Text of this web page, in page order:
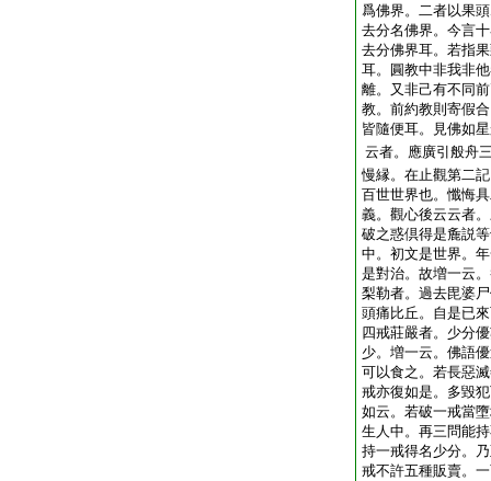
爲佛界。二者以果
去分名佛界。今言
去分佛界耳。若指
耳。圓教中非我非
離。又非己有不同
教。前約教則寄假
皆隨便耳。見佛如
云者。應廣引般舟
慢縁。在止觀第二
百世世界也。懺悔
義。觀心後云云者
破之惑倶得是麁説
中。初文是世界。
是對治。故増一云
梨勒者。過去毘婆
頭痛比丘。自是已
四戒莊嚴者。少分
少。増一云。佛語
可以食之。若長惡
戒亦復如是。多毀
如云。若破一戒當
生人中。再三問能
持一戒得名少分。
戒不許五種販賣。